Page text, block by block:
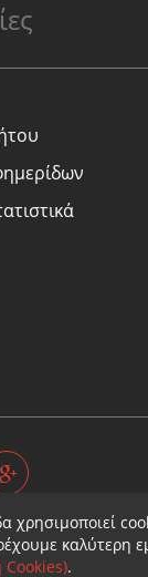
χρησιμοποιεί
καλύτερη
Cookies).